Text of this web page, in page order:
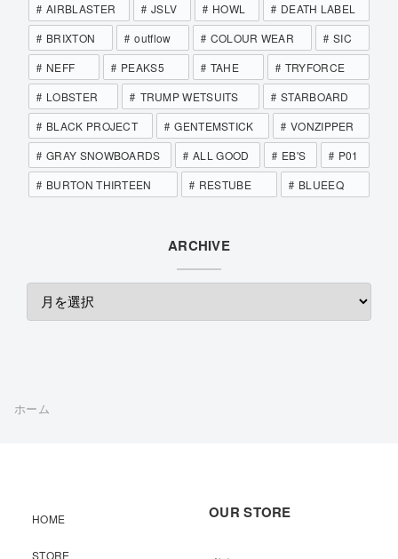
AIRBLASTER
JSLV HOWL
DEATH LABEL
BRIXTON
outflow COLOUR WEAR
SIC
NEFF
PEAKS5 TAHE
TRYFORCE
LOBSTER
TRUMP WETSUITS
STARBOARD
BLACK PROJECT
GENTEMSTICK
VONZIPPER
GRAY SNOWBOARDS
ALL GOOD EB'S
P01
BURTON THIRTEEN
RESTUBE BLUEEQ
ARCHIVE
ホーム
HOME
STORE
OUR STORE